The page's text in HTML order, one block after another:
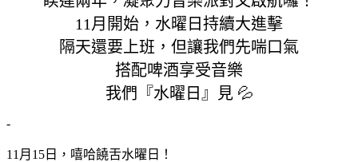
11月開始，水曜日持續大進擊
隔天還要上班，但讓我們先喘口氣
搭配啤酒享受音樂
我們『水曜日』見 💦
-
11月15日，嘻哈饒舌水曜日！